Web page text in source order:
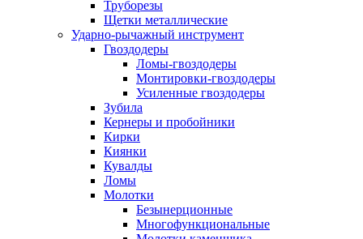
Труборезы
Щетки металлические
Ударно-рычажный инструмент
Гвоздодеры
Ломы-гвоздодеры
Монтировки-гвоздодеры
Усиленные гвоздодеры
Зубила
Кернеры и пробойники
Кирки
Киянки
Кувалды
Ломы
Молотки
Безынерционные
Многофункциональные